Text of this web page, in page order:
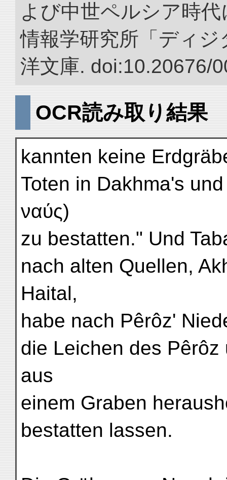
よび中世ペルシア時
情報学研究所「ディ
洋文庫. doi:10.20676/
OCR読み取り結果
kannten keine
Toten in Dakhma's
ναύς)
zu bestatten." Und
nach alten Quellen,
Haital,
habe nach Pêrôz'
die Leichen des
aus
einem Graben
bestatten lassen.